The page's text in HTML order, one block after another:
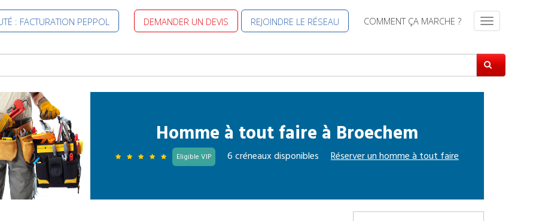
: FACTURATION PEPPOL DEMANDER UN DEVIS REJOINDRE LE RÉSEAU COMMENT ÇA MARCHE ?
S
t
c
Homme à tout faire à Broechem
Eligible VIP 6 créneaux disponibles Réserver un homme à tout faire